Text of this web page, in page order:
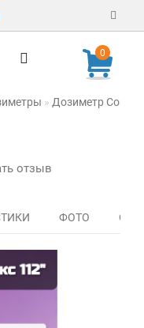
Регистрация
Авторизация
Заявка на
0
Дозиметр Соэкс
отзыв
ФОТО